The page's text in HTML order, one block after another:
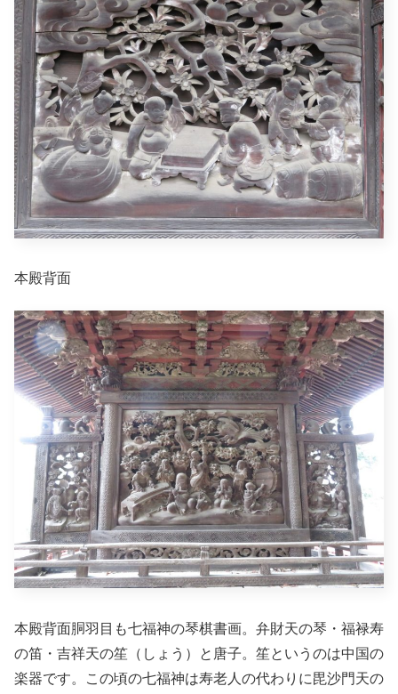
本殿背面
本殿背面胴羽目も七福神の琴棋書画。弁財天の琴・福禄寿
の笛・吉祥天の笙（しょう）と唐子。笙というのは中国の
楽器です。この頃の七福神は寿老人の代わりに毘沙門天の